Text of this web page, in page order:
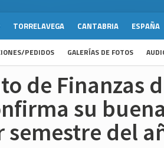
TORRELAVEGA CANTABRIA ESPAÑA
PEDIDOS GALERÍAS DE FOTOS
de Finanzas
su
semestre del